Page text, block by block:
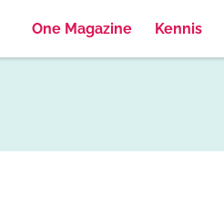
One Magazine Kennis